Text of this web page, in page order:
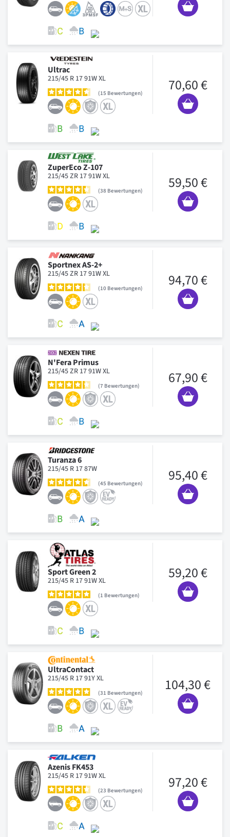
Ultrac
215/45 R 17 91W XL
15 Bewertungen 70,60 €
ZuperEco Z-107
215/45 ZR 17 91W XL
38 Bewertungen 59,50 €
Sportnex AS-2+
215/45 ZR 17 91W XL
10 Bewertungen 94,70 €
N'Fera Primus
215/45 ZR 17 91W XL
7 Bewertungen 67,90 €
Turanza 6
215/45 R 17 87W
45 Bewertungen 95,40 €
Sport Green 2
215/45 R 17 91W XL
1 Bewertungen
59,20 €
UltraContact
215/45 R 17 91Y XL
31 Bewertungen 104,30 €
Azenis FK453
215/45 R 17 91W XL
23 Bewertungen 97,20 €